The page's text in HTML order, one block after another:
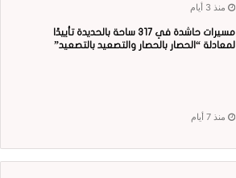
منذ 3 أيام
مسيرات حاشدة في 317 ساحة بالحديدة تأييدًا
لمعادلة “الحصار بالحصار والتصعيد بالتصعيد”
منذ 7 أيام